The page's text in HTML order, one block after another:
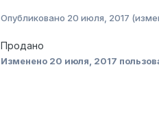
Опубликовано 20 июля, 2017
Продано
Изменено 20 июля, 2017